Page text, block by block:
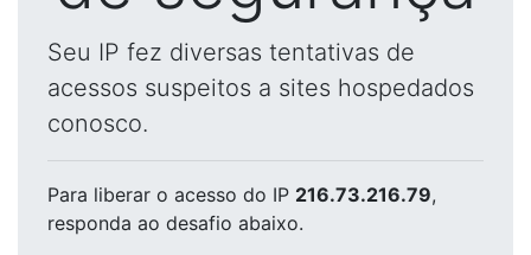
Seu IP fez diversas tentativas de
acessos suspeitos a sites hospedados
conosco.
Para liberar o acesso do IP 216.73.216.79,
responda ao desafio abaixo.